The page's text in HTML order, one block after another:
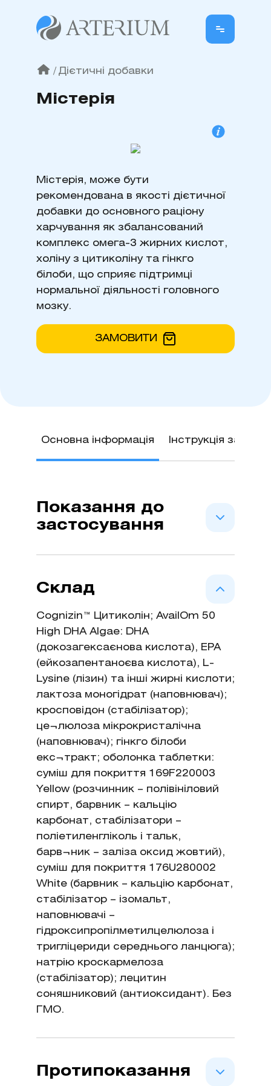
/ Дієтичні добавки
Містерія
Містерія, може бути
рекомендована в якості дієтичної
добавки до основного раціону
харчування як збалансований
комплекс омега-3 жирних кислот,
холіну з цитиколіну та гінкго
білоби, що сприяє підтримці
нормальної діяльності головного
мозку.
ЗАМОВИТИ
Основна інформація Інструкція
Показання до
застосування
до¬бавки до основного раціону
харчування як збалансований
комплекс омега-3 жирних кислот,
холіну з цитиколіну та гінкго
білоби, що сприяє підтримки
нормальної діяльності головного
мозку, в тому числі у людей з
вегетативною дисфункцією, та у
період реабілітації після
перенесених уражень головного
мозку, а також для покращення
когнітивних функцій.
Склад
Cognizin™ Цитиколін; AvailOm 50
High DHA Algae: DHA
(докозагексаєнова кислота), EPA
(ейкозапентаноєва кислота), L-
Lysine (лізин) та інші жирні кислоти;
лактоза моногідрат (наповнювач);
кросповідон (стабілізатор);
це¬люлоза мікрокристалічна
(наповнювач); гінкго білоби
екс¬тракт; оболонка таблетки:
cуміш для покриття 169F220003
Yellow (розчинник – полівініловий
спирт, барвник – кальцію
карбонат, стабілізатори –
поліетиленгліколь і тальк,
барв¬ник – заліза оксид жовтий),
cуміш для покриття 176U280002
White (барвник – кальцію карбонат,
стабілізатор – ізомальт,
наповнювачі –
гідроксипропілметилцелюлоза і
тригліцериди середнього ланцюга);
натрію кроскармелоза
(стабілізатор); лецитин
соняшниковий (антиоксидант). Без
ГМО.
Протипоказання